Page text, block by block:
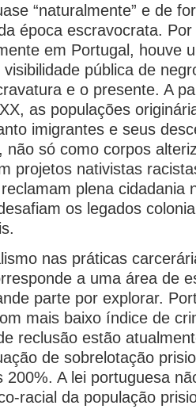
“naturalmente” e de
época escravocrata.
em Portugal, houve
pública de
e o presente. A
as populações
imigrantes e seus
não só como corpos
projetos nativistas
plena cidadania
os legados
nas práticas
a uma área de
parte por explorar.
mais baixo índice de
reclusão estão
de sobrelotação
200%. A lei portuguesa
racial da população